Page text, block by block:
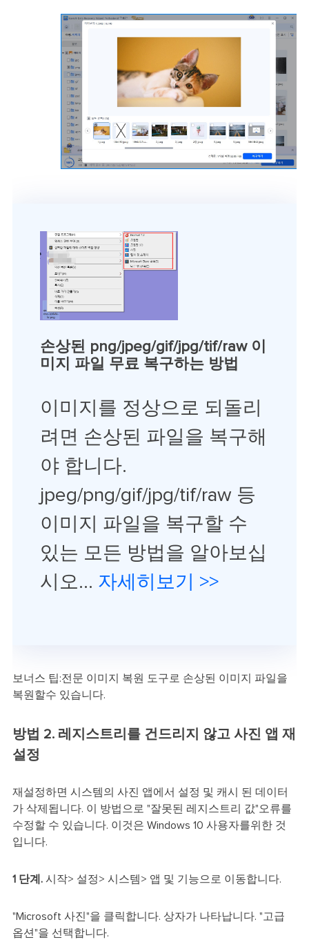
손상된 png/jpeg/gif/jpg/tif/raw 이
미지 파일 무료 복구하는 방법
이미지를 정상으로 되돌리
려면 손상된 파일을 복구해
야 합니다.
jpeg/png/gif/jpg/tif/raw 등
이미지 파일을 복구할 수
있는 모든 방법을 알아보십
시오... 자세히보기 >>
보너스 팁:전문 이미지 복원 도구로 손상된 이미지 파일을
복원할수 있습니다.
방법 2. 레지스트리를 건드리지 않고 사진 앱 재
설정
재설정하면 시스템의 사진 앱에서 설정 및 캐시 된 데이터
가 삭제됩니다. 이 방법으로 "잘못된 레지스트리 값"오류를
수정할 수 있습니다. 이것은 Windows 10 사용자를위한 것
입니다.
1 단계. 시작> 설정> 시스템> 앱 및 기능으로 이동합니다.
"Microsoft 사진"을 클릭합니다. 상자가 나타납니다. "고급
옵션"을 선택합니다.